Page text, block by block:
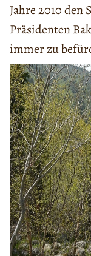
Jahre 2010
Präsidenten
immer zu